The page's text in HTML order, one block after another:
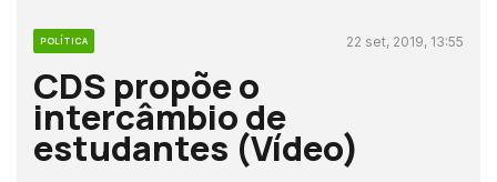
POLÍTICA 22 set, 2019, 13:55
CDS propõe o
intercâmbio de
estudantes (Vídeo)